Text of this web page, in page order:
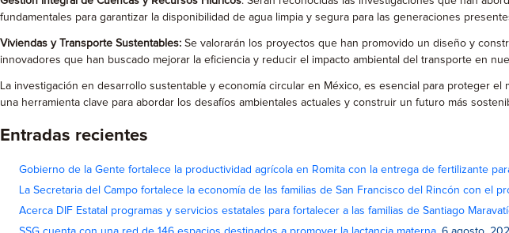
fundamentales para garantizar la disponibilidad de agua limpia y segura para las generaciones
Viviendas y Transporte Sustentables: Se valorarán los proyectos que han promovido un diseño y
innovadores que han buscado mejorar la eficiencia y reducir el impacto ambiental del transporte en
La investigación en desarrollo sustentable y economía circular en México, es esencial para proteger
una herramienta clave para abordar los desafíos ambientales actuales y construir un futuro más
Entradas recientes
Gobierno de la Gente fortalece la productividad agrícola en Romita con la entrega de fertilizante
La Secretaria del Campo fortalece la economía de las familias de San Francisco del Rincón con el
Acerca DIF Estatal programas y servicios estatales para fortalecer a las familias de Santiago